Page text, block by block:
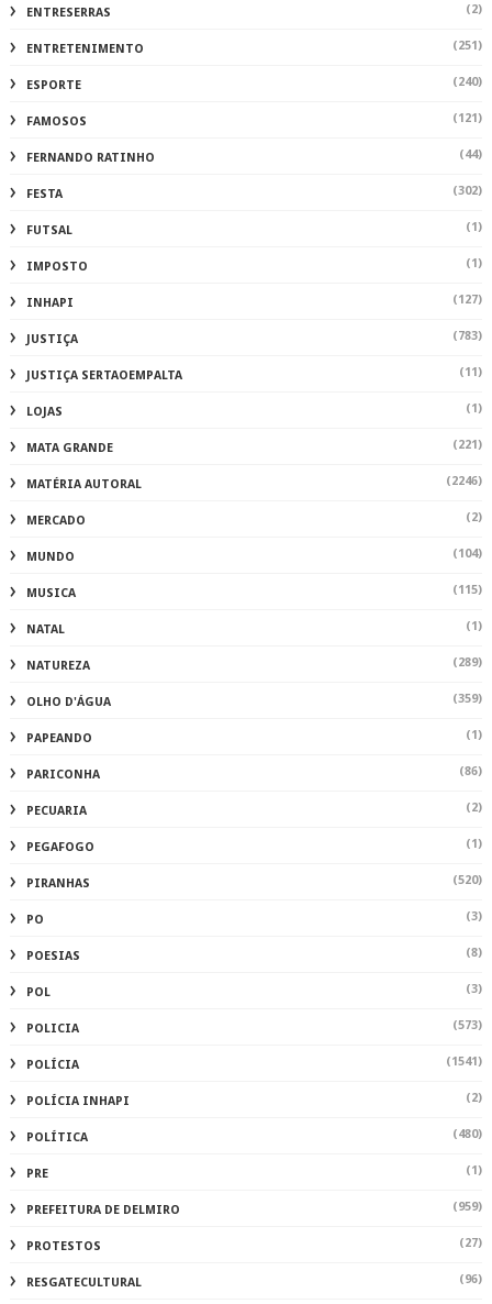
ENTRESERRAS (2)
ENTRETENIMENTO (251)
ESPORTE (240)
FAMOSOS (121)
FERNANDO RATINHO (44)
FESTA (302)
FUTSAL (1)
IMPOSTO (1)
INHAPI (127)
JUSTIÇA (783)
JUSTIÇA SERTAOEMPALTA (11)
LOJAS (1)
MATA GRANDE (221)
MATÉRIA AUTORAL (2246)
MERCADO (2)
MUNDO (104)
MUSICA (115)
NATAL (1)
NATUREZA (289)
OLHO D'ÁGUA (359)
PAPEANDO (1)
PARICONHA (86)
PECUARIA (2)
PEGAFOGO (1)
PIRANHAS (520)
PO (3)
POESIAS (8)
POL (3)
POLICIA (573)
POLÍCIA (1541)
POLÍCIA INHAPI (2)
POLÍTICA (480)
PRE (1)
PREFEITURA DE DELMIRO (959)
PROTESTOS (27)
RESGATECULTURAL (96)